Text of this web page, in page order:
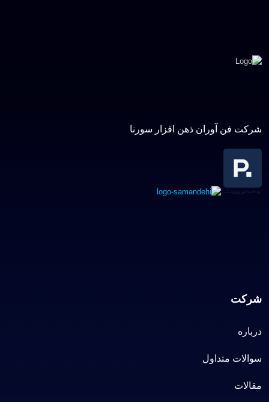
شرکت فن آوران ذهن افزار سورنا
شرکت
درباره
سوالات متداول
مقالات